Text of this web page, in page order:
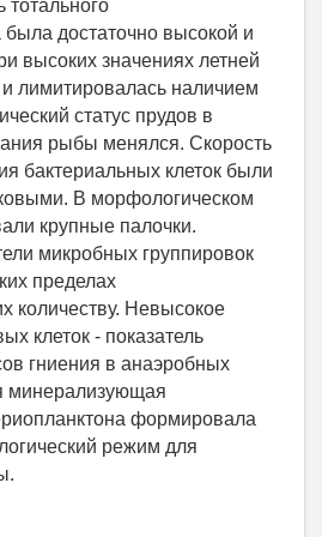
была достаточно высокой и
высоких значениях летней
лимитировалась наличием
статус прудов в
рыбы менялся. Скорость
бактериальных клеток были
В морфологическом
крупные палочки.
микробных группировок
пределах
количеству. Невысокое
клеток - показатель
гниения в анаэробных
минерализующая
формировала
режим для